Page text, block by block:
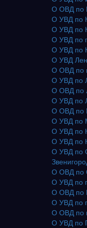
О ОВД по
О УВД по
О УВД по
О УВД по
О УВД по
О УВД
О ОВД по
О УВД по
О ОВД по
О УВД по
О ОВД по
О УВД по
О УВД по
О УВД по
О УВД по
О ОВД по
О УВД по
О ОВД по
О УВД по
О ОВД по
О УВД по